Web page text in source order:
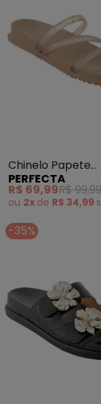
Chinelo Papete
(Dourada) em
de Pvc
PERFECTA
R$ 69,99R$ 99,99
ou 2x de R$ 34,99
-35%